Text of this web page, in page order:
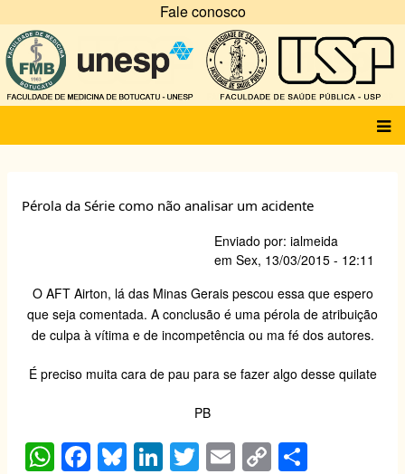
Fale conosco
Pérola da Série como não analisar um acidente
Enviado por: ialmeida
em Sex, 13/03/2015 - 12:11
O AFT Airton, lá das Minas Gerais pescou essa que espero
que seja comentada. A conclusão é uma pérola de atribuição
de culpa à vítimae de incompetência ou ma fé dos autores.
É preciso muita cara de pau para se fazer algo desse quilate
PB
W F Bl Li T E C